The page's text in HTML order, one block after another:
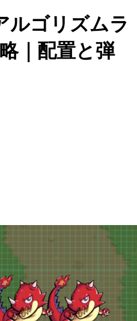
ルゴリズムラ
｜配置と弾